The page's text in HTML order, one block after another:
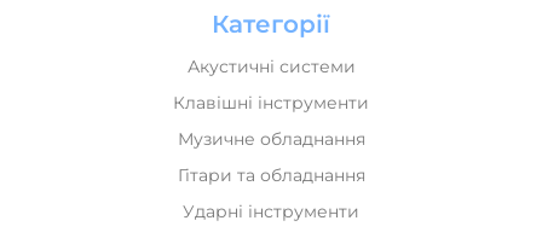
Категорії
Акустичні системи
Клавішні інструменти
Музичне обладнання
Гітари та обладнання
Ударні інструменти